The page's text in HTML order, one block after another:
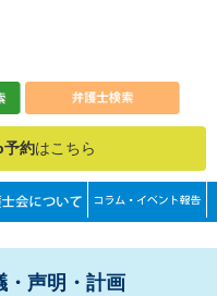
予約はこちら
・声明・計画